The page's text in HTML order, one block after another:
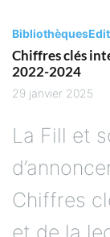
Bibliothèques
Chiffres clés
2022-2024
29 janvier 2025
La Fill et
Chiffres
et de la